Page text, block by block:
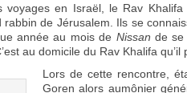
voyages en Israël, le Rav
rabbin de Jérusalem. Ils se
année au mois de Nissan de se
au domicile du Rav Khalifa
Lors de cette rencontre,
Goren alors aumônier